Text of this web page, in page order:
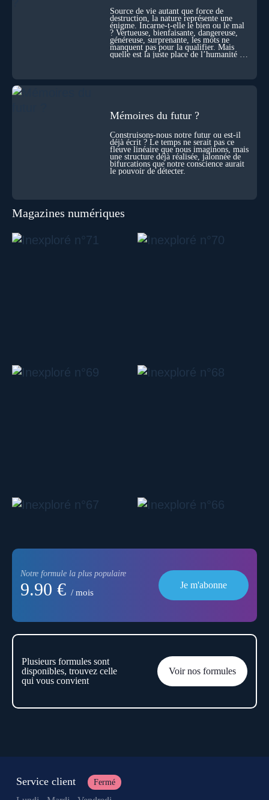
! Sommes-nous à l’aube d’une révolution de la conscience ?
Sans doute. Mais encore faut-il accepter d’explorer ces
territoires avec lucidité, et rigueur…
Source de vie autant que force de
destruction, la nature représente une
énigme. Incarne-t-elle le bien ou le mal
? Vertueuse, bienfaisante, dangereuse,
généreuse, surprenante, les mots ne
manquent pas pour la qualifier. Mais
quelle est la juste place de l’humanité au
Mémoires du futur ?
Construisons-nous notre futur ou est-il
déjà écrit ? Le temps ne serait pas ce
fleuve linéaire que nous imaginons, mais
une structure déjà réalisée, jalonnée de
bifurcations que notre conscience aurait
le pouvoir de détecter.
Magazines numériques
Notre formule la plus populaire
9.90 € / mois
Je m'abonne
Plusieurs formules sont
disponibles, trouvez celle
qui vous convient
Voir nos formules
Service client Fermé